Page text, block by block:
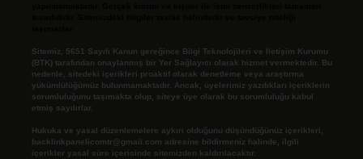
Sitemiz, 5651 Sayılı Kanun gereğince Bilgi Teknolojileri ve İletişim Kurumu
(BTK) tarafından onaylanmış bir Yer Sağlayıcı olarak hizmet vermektedir. Bu
nedenle, sitedeki içerikleri proaktif olarak denetleme veya araştırma
yükümlülüğümüz bulunmamaktadır. Ancak, üyelerimiz yazdıkları içeriklerin
sorumluluğunu taşımakta olup, siteye üye olarak bu sorumluluğu kabul
etmiş sayılırlar.
Hukuka ve yasal düzenlemelere aykırı olduğunu düşündüğünüz içerikleri,
backlinkpanelicomtr@gmail.com adresine bildirmeniz halinde, ilgili
içerikler yasal süre içerisinde sitemizden kaldırılacaktır.